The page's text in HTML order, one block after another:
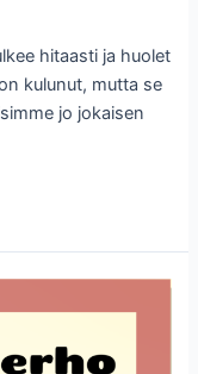
hitaasti ja huolet
kulunut, mutta se
jo jokaisen